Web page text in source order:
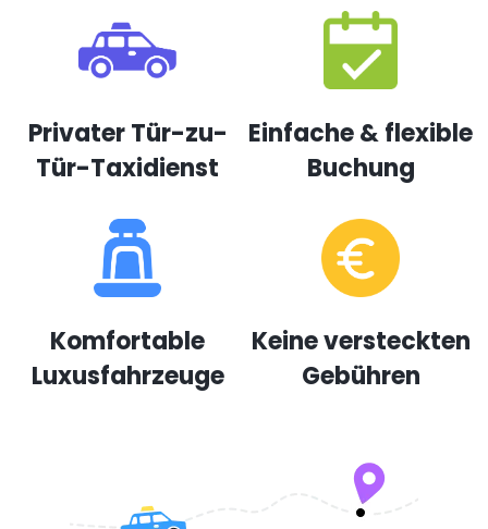
Privater Tür-zu-
Tür-Taxidienst
Einfache & flexible
Buchung
Komfortable
Luxusfahrzeuge
Keine versteckten
Gebühren